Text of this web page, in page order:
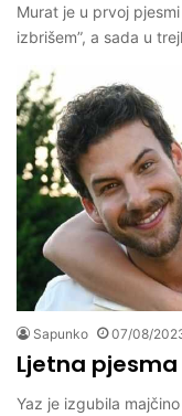
Murat je u prvoj
izbrišem”, a sada u
Sapunko 07/08/
Ljetna
Yaz je izgubila